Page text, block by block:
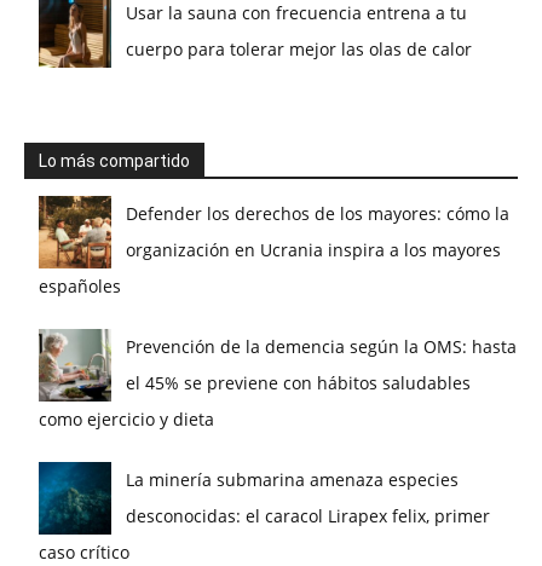
Usar la sauna con frecuencia entrena a tu
cuerpo para tolerar mejor las olas de calor
Lo más compartido
Defender los derechos de los mayores: cómo la
organización en Ucrania inspira a los mayores
españoles
Prevención de la demencia según la OMS: hasta
el 45% se previene con hábitos saludables
como ejercicio y dieta
La minería submarina amenaza especies
desconocidas: el caracol Lirapex felix, primer
caso crítico